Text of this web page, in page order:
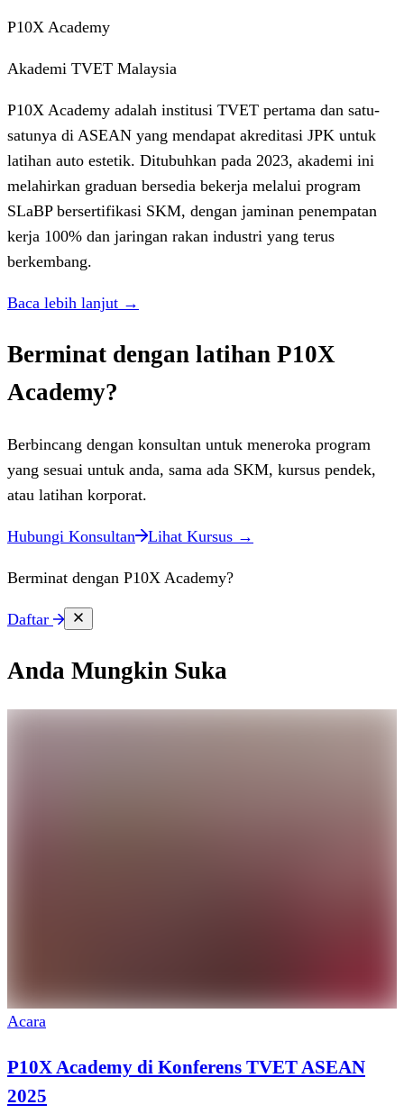
P10X Academy
Akademi TVET Malaysia
P10X Academy adalah institusi TVET pertama dan satu-
satunya di ASEAN yang mendapat akreditasi JPK untuk
latihan auto estetik. Ditubuhkan pada 2023, akademi ini
melahirkan graduan bersedia bekerja melalui program
SLaBP bersertifikasi SKM, dengan jaminan penempatan
kerja 100% dan jaringan rakan industri yang terus
berkembang.
Baca lebih lanjut →
Berminat dengan latihan P10X
Academy?
Berbincang dengan konsultan untuk meneroka program
yang sesuai untuk anda, sama ada SKM, kursus pendek,
atau latihan korporat.
Hubungi Konsultan Lihat Kursus →
Berminat dengan P10X Academy?
Daftar
Anda Mungkin Suka
Acara
P10X Academy di Konferens TVET ASEAN
2025